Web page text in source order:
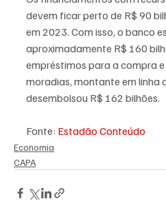
devem ficar perto de R$ 90
em 2023. Com isso, o banco
aproximadamente R$ 160
empréstimos para a compra
moradias, montante em linha
desembolsou R$ 162 bilhões.
Fonte: Estadão Conteúdo
Economia
CAPA